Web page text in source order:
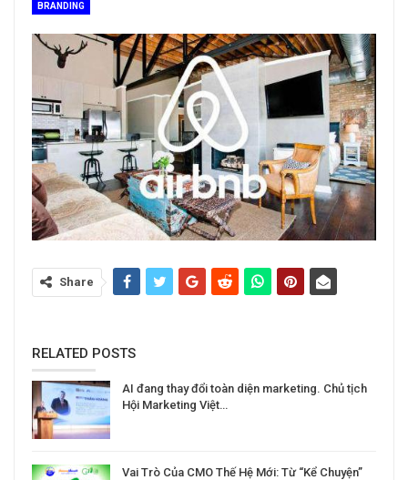
BRANDING
Share
RELATED POSTS
AI đang thay đổi toàn diện marketing. Chủ tịch
Hội Marketing Việt…
Vai Trò Của CMO Thế Hệ Mới: Từ “Kể Chuyện”